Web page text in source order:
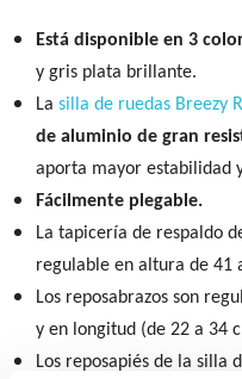
Está disponible en 3
y gris plata brillante.
La silla de ruedas Breezy
de aluminio de gran
aporta mayor estabilidad
Fácilmente plegable.
La tapicería de respaldo
regulable en altura de 41
Los reposabrazos son
y en longitud (de 22 a 34
Los reposapiés de la silla